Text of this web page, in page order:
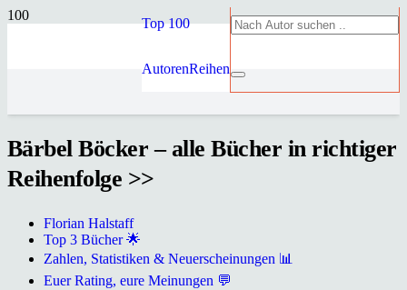
Top 100
AutorenReihen
Bärbel Böcker – alle Bücher in richtiger
Reihenfolge >>
Florian Halstaff
Top 3 Bücher 🌟
Zahlen, Statistiken & Neuerscheinungen 📊
Euer Rating, eure Meinungen 💬